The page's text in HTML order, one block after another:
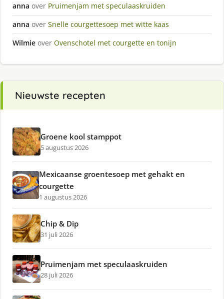
anna over Pruimenjam met speculaaskruiden
anna over Snelle courgettesoep met witte kaas
Wilmie over Ovenschotel met courgette en tonijn
Nieuwste recepten
Groene kool stamppot
5 augustus 2026
Mexicaanse groentesoep met gehakt en
courgette
1 augustus 2026
Chip & Dip
31 juli 2026
Pruimenjam met speculaaskruiden
28 juli 2026